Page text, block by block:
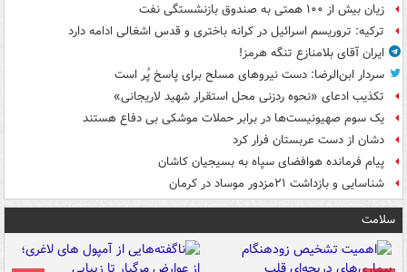
زیان بیش از ۱۰۰ همتی به صندوق‌ بازنشستگی نفت
ترکیه: تروریسم اسرائیل در کرانه باختری و قدس اشغالی ادامه دارد
ایران آقای بلامنازع تنگه هرمز!
سردار ابن‌الرضا: دست نیروهای مسلح برای پاسخ پُر است
تکذیب ادعای «نحوه ردزنی محل استقرار شهید لاریجانی»
یک‌ سوم صهیونیست‌ها در برابر حملات موشکی بی دفاع هستند
دشان از دست عربستان فرار کرد
پیام فرمانده هوافضای سپاه به بسیجیان کاشان
شناسایی و بازداشت ۲۱مزدور موساد در کرمان
سلامت